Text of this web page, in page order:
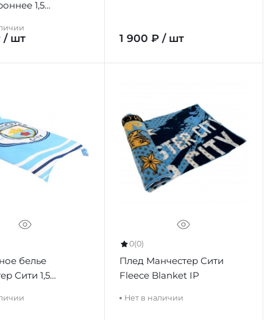
1,5
BE
/ шт 1 900 ₽ / шт
белье
Сити 1,5
0(0)
Плед Манчестер Сити
Fleece Blanket IP
Нет в наличии